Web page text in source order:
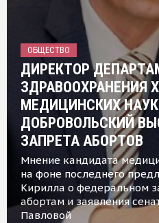
ОБЩЕСТВО
ДИРЕКТОР
ЗДРАВООХРАНЕНИЯ
МЕДИЦИНСКИХ НАУК
ДОБРОВОЛЬСКИЙ
ЗАПРЕТА АБОРТОВ
Мнение кандидата
на фоне последнего
Кирилла о федеральном
абортам и заявления
Павловой